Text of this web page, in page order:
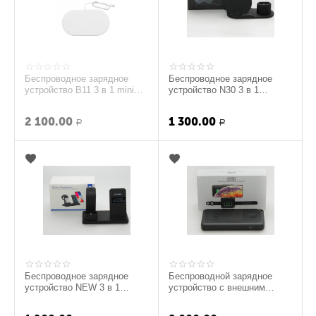
Беспроводное зарядное
устройство B11 3 в 1 mini
2 100.00 Р
Беспроводное зарядное
устройство N30 3 в 1
1 300.00 Р
Беспроводное зарядное
устройство NEW 3 в 1
Беспроводной зарядное
устройство с внешним